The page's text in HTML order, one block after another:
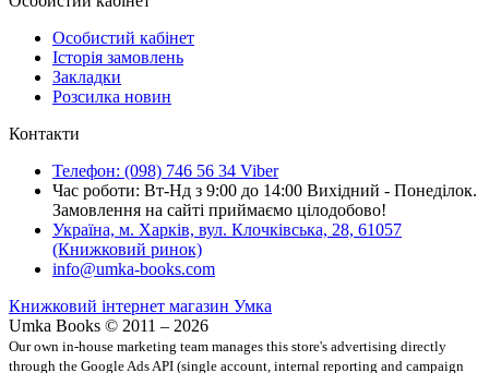
Особистий кабінет
Історія замовлень
Закладки
Розсилка новин
Контакти
Телефон: (098) 746 56 34 Viber
Час роботи: Вт-Нд з 9:00 до 14:00 Вихідний - Понеділок.
Замовлення на сайті приймаємо цілодобово!
Україна, м. Харків, вул. Клочківська, 28, 61057
(Книжковий ринок)
info@umka-books.com
Книжковий інтернет магазин Умка
Umka Books © 2011 – 2026
Our own in-house marketing team manages this store's advertising directly
through the Google Ads API (single account, internal reporting and campaign